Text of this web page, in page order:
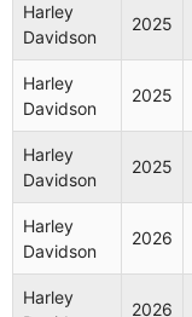
Harley
Davidson
Harley
Davidson
Harley
Harley
Davidson
Harley
Davidson
2025
Harley
Davidson
2025
Harley
Davidson
2025
Harley
Davidson
2026
Harley
2026